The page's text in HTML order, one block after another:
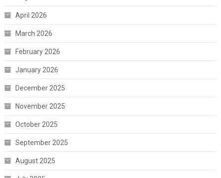
April 2026
March 2026
February 2026
January 2026
December 2025
November 2025
October 2025
September 2025
August 2025